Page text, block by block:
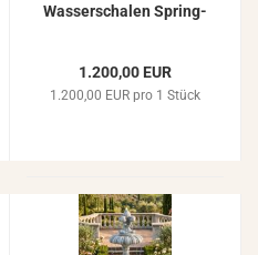
Was­ser­scha­len Spring­
1.200,00 EUR
1.200,00 EUR pro 1 Stück